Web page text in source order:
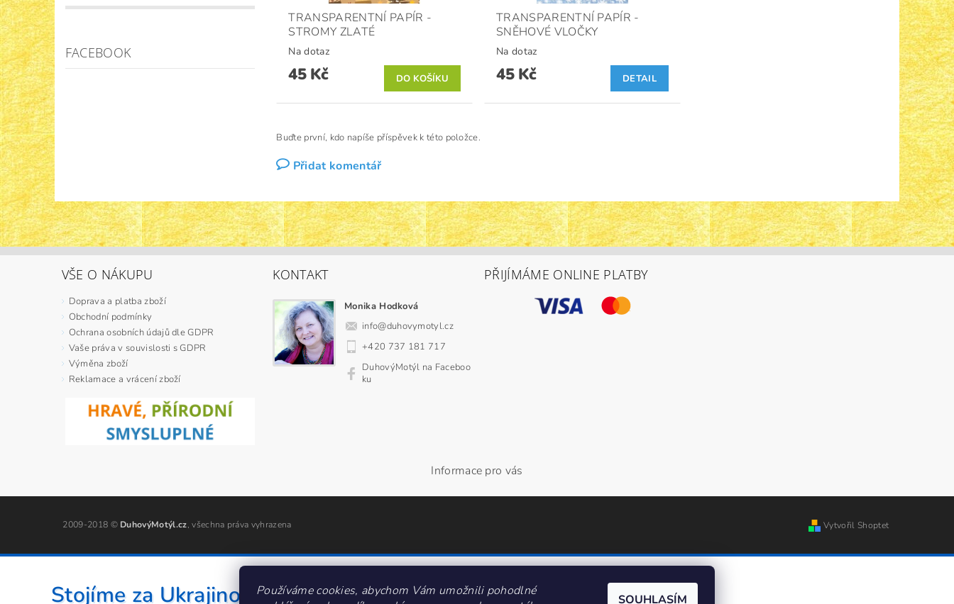
FACEBOOK
TRANSPARENTNÍ PAPÍR -
STROMY ZLATÉ
Na dotaz
45 Kč
TRANSPARENTNÍ PAPÍR -
SNĚHOVÉ VLOČKY
Na dotaz
45 Kč DETAIL
Buďte první, kdo napíše příspěvek k této položce.
Přidat komentář
VŠE O NÁKUPU
Doprava a platba zboží
Obchodní podmínky
Ochrana osobních údajů dle GDPR
Vaše práva v souvislosti s GDPR
Výměna zboží
Reklamace a vrácení zboží
KONTAKT
Monika Hodková
info@duhovymotyl.cz
+420 737 181 717
DuhovýMotýl na Faceboo
ku
PŘIJÍMÁME ONLINE PLATBY
Informace pro vás
2009-2018 © DuhovýMotýl.cz, všechna práva vyhrazena Vytvořil Shoptet
Používáme cookies, abychom Vám umožnili pohodlné
SOUHLASÍM
Stojíme za Ukrajinou ❤️